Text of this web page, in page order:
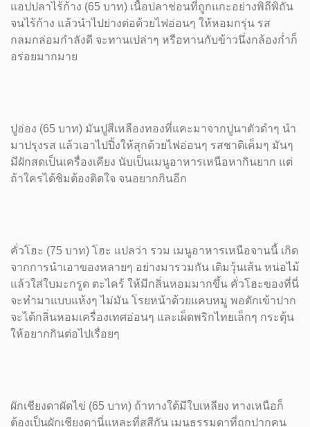
แอปปลาไร้ก้าง (65 บาท) เนื้อปลาช่อนที่ถูกแกะอย่างพิถีพิถัน
จนไร้ก้าง แล้วนำไปย่างต่อด้วยไฟอ่อนๆ ให้หอมกรุ่น รส
กลมกล่อมกำลังดี จะทานเปล่าๆ หรือทานกับข้าวนึ่งกล้องก่ำก็
อร่อยมากมาย
ปูอ่อง (65 บาท) มันปูสีเหลืองทองที่แคะมาจากปูนาตัวดำๆ นำ
มาปรุงรส แล้วเอาไปปิ้งให้สุกด้วยไฟอ่อนๆ รสชาติเค็มๆ มันๆ
มีผักสดเป็นเครื่องเคียง นับเป็นเมนูอาหารเหนือหากินยาก แต่
ถ้าใครได้ชิมต้องติดใจ จนอยากกินอีก
คั่วโฮะ (75 บาท) โฮะ แปลว่า รวม เมนูอาหารเหนือจานนี้ เกิด
จากการนำเอาของหลายๆ อย่างมารวมกัน เติมวุ้นเส้น หน่อไม้
แล้วใส่ใบมะกรูด ตะไคร้ ให้มีกลิ่นหอมมากขึ้น คั่วโฮะของที่นี่
จะทำมาแบบแห้งๆ ไม่มัน โรยหน้าด้วยแคบหมู พอตักเข้าปาก
จะได้กลิ่นหอมเครื่องเทศอ่อนๆ และเผ็ดพริกไทยเล็กๆ กระตุ้น
ให้อยากกินต่อไปเรื่อยๆ
ผักเชียงดาผัดไข่ (65 บาท) ถ้าทางใต้มีใบเหลียง ทางเหนือก็
ต้องเป็นผักเชียงดานี่แหละที่สูสีกัน เมนูธรรมดาที่ถูกปากคน